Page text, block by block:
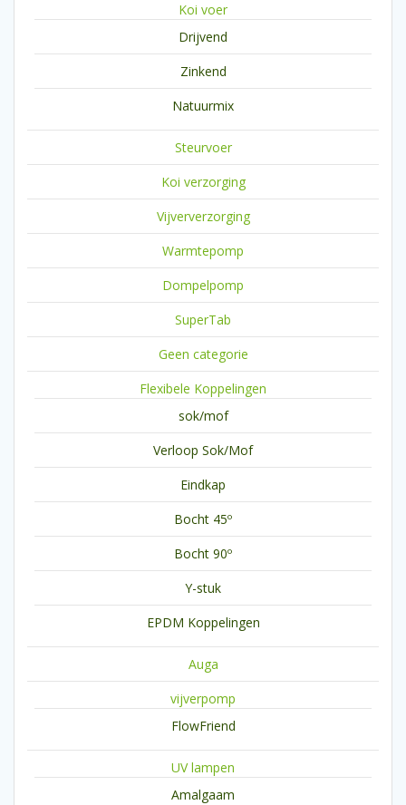
Koi voer
Drijvend
Zinkend
Natuurmix
Steurvoer
Koi verzorging
Vijververzorging
Warmtepomp
Dompelpomp
SuperTab
Geen categorie
Flexibele Koppelingen
sok/mof
Verloop Sok/Mof
Eindkap
Bocht 45º
Bocht 90º
Y-stuk
EPDM Koppelingen
Auga
vijverpomp
FlowFriend
UV lampen
Amalgaam